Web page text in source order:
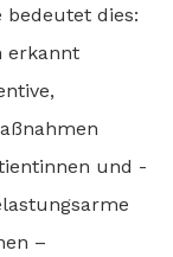
bedeutet dies:
erkannt
und -
–